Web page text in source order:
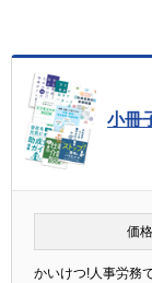
小冊
価格
かいけつ!人事労務